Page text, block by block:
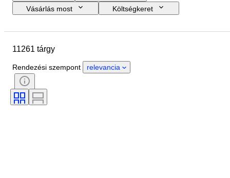
Vásárlás most
Költségkeret
Óraszíj hossza
Anyag
Nem
Állapot
Tanúsítvány
Kötés
11261 tárgy
Rendezési szempont relevancia